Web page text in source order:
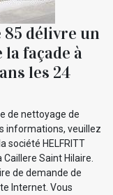
délivre un
façade à
les 24
de nettoyage de
informations, veuillez
société HELFRITT
Saint Hilaire.
de demande de
Internet. Vous